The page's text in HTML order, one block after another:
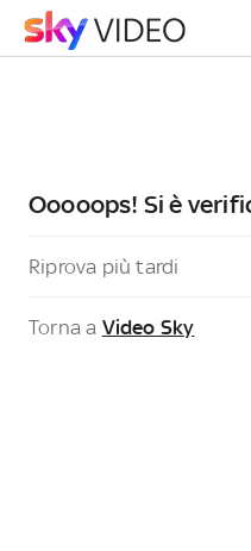
Ooooops! Si è
Riprova più tardi
Torna a Video Sky